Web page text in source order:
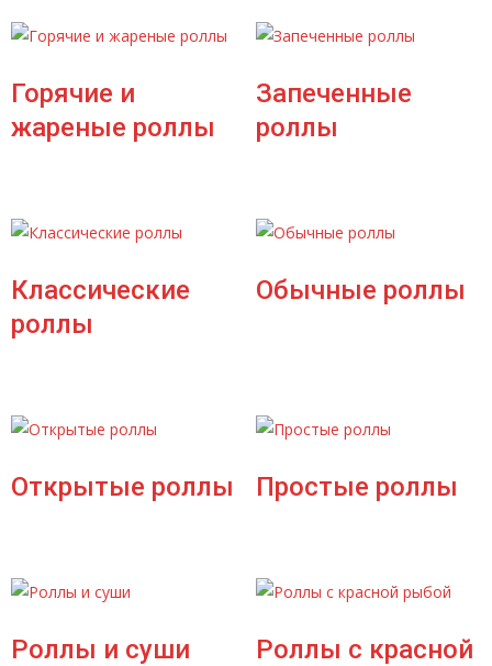
Горячие и
жареные роллы
Запеченные
роллы
Классические
роллы
Обычные роллы
Открытые роллы Простые роллы
Роллы и суши
Роллы с красной